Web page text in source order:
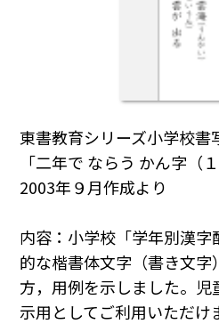
東書教育シリーズ小学校書
「二年で ならう かん字（
2003年９月作成より
内容：小学校「学年別漢
的な楷書体文字（書き文
方，用例を示しました。
示用としてご利用いただけ